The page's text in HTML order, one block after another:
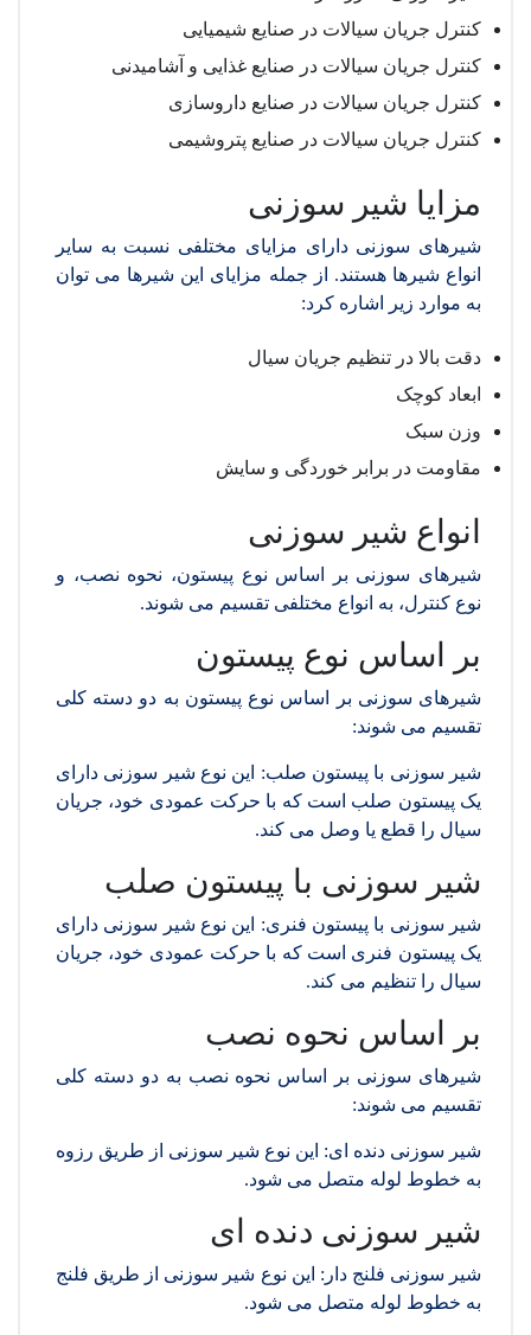
کنترل جریان سیالات در صنایع شیمیایی
کنترل جریان سیالات در صنایع غذایی و آشامیدنی
کنترل جریان سیالات در صنایع داروسازی
کنترل جریان سیالات در صنایع پتروشیمی
مزایا شیر سوزنی
شیرهای سوزنی دارای مزایای مختلفی نسبت به سایر
انواع شیرها هستند. از جمله مزایای این شیرها می توان
به موارد زیر اشاره کرد:
دقت بالا در تنظیم جریان سیال
ابعاد کوچک
وزن سبک
مقاومت در برابر خوردگی و سایش
انواع شیر سوزنی
شیرهای سوزنی بر اساس نوع پیستون، نحوه نصب، و
نوع کنترل، به انواع مختلفی تقسیم می شوند.
بر اساس نوع پیستون
شیرهای سوزنی بر اساس نوع پیستون به دو دسته کلی
تقسیم می شوند:
شیر سوزنی با پیستون صلب: این نوع شیر سوزنی دارای
یک پیستون صلب است که با حرکت عمودی خود، جریان
سیال را قطع یا وصل می کند.
شیر سوزنی با پیستون صلب
شیر سوزنی با پیستون فنری: این نوع شیر سوزنی دارای
یک پیستون فنری است که با حرکت عمودی خود، جریان
سیال را تنظیم می کند.
بر اساس نحوه نصب
شیرهای سوزنی بر اساس نحوه نصب به دو دسته کلی
تقسیم می شوند:
شیر سوزنی دنده ای: این نوع شیر سوزنی از طریق رزوه
به خطوط لوله متصل می شود.
شیر سوزنی دنده ای
شیر سوزنی فلنج دار: این نوع شیر سوزنی از طریق فلنج
به خطوط لوله متصل می شود.